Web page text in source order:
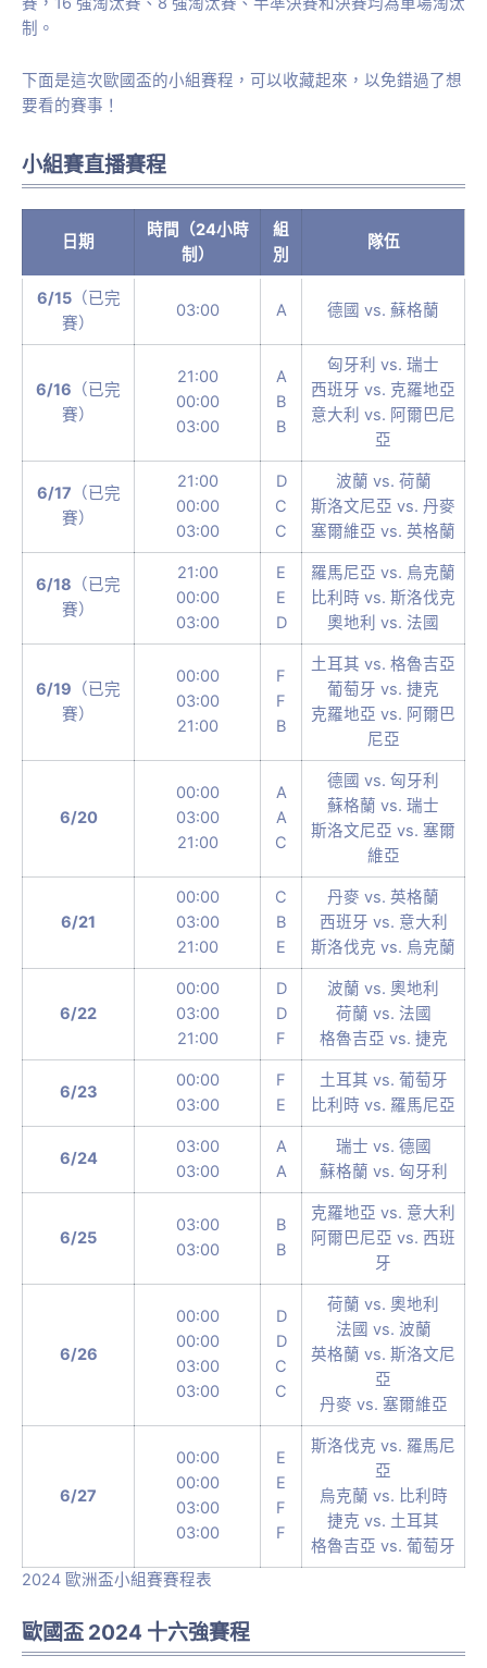
制。
下面是這次歐國盃的小組賽程，可以收藏起來，以免錯過了想
要看的賽事！
小組賽直播賽程
日期
時間（24小時
制）
組
別
隊伍
6/15（已完
賽）
03:00 A 德國 vs. 蘇格蘭
6/16 （已完
賽）
21:00
00:00
03:00
A
B
B
匈牙利 vs. 瑞士
西班牙 vs. 克羅地亞
意大利 vs. 阿爾巴尼
亞
6/17 （已完
賽）
21:00
00:00
03:00
D
C
C
波蘭 vs. 荷蘭
斯洛文尼亞 vs. 丹麥
塞爾維亞 vs. 英格蘭
6/18 （已完
賽）
21:00
00:00
03:00
E
E
D
羅馬尼亞 vs. 烏克蘭
比利時 vs. 斯洛伐克
奧地利 vs. 法國
6/19 （已完
賽）
00:00
03:00
21:00
F
F
B
土耳其 vs. 格魯吉亞
葡萄牙 vs. 捷克
克羅地亞 vs. 阿爾巴
尼亞
6/20
00:00
03:00
21:00
A
A
C
德國 vs. 匈牙利
蘇格蘭 vs. 瑞士
斯洛文尼亞 vs. 塞爾
維亞
6/21
00:00
03:00
21:00
C
B
E
丹麥 vs. 英格蘭
西班牙 vs. 意大利
斯洛伐克 vs. 烏克蘭
6/22
00:00
03:00
21:00
D
D
F
波蘭 vs. 奧地利
荷蘭 vs. 法國
格魯吉亞 vs. 捷克
6/23
00:00
03:00
F
E
土耳其 vs. 葡萄牙
比利時 vs. 羅馬尼亞
6/24
03:00
03:00
A
A
瑞士 vs. 德國
蘇格蘭 vs. 匈牙利
6/25
03:00
03:00
B
B
克羅地亞 vs. 意大利
阿爾巴尼亞 vs. 西班
牙
6/26
00:00
00:00
03:00
03:00
D
D
C
C
荷蘭 vs. 奧地利
法國 vs. 波蘭
英格蘭 vs. 斯洛文尼
亞
丹麥 vs. 塞爾維亞
6/27
00:00
00:00
03:00
03:00
E
E
F
F
斯洛伐克 vs. 羅馬尼
亞
烏克蘭 vs. 比利時
捷克 vs. 土耳其
格魯吉亞 vs. 葡萄牙
2024 歐洲盃小組賽賽程表
歐國盃 2024 十六強賽程